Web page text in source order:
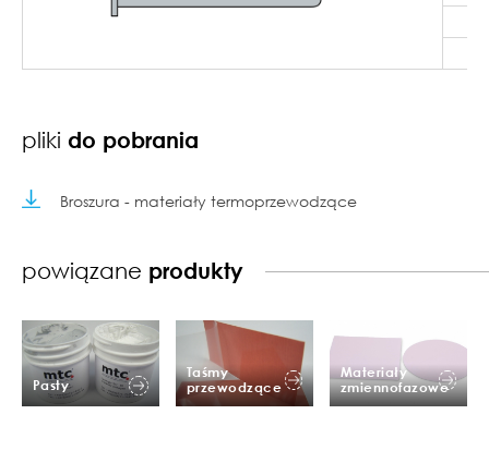
pliki do pobrania
Broszura - materiały termoprzewodzące
powiązane produkty
Pasty
Taśmy
przewodzące
Materiały
zmiennofazowe